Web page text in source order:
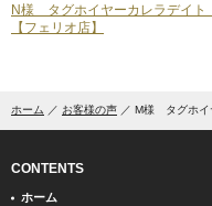
N様 タグホイヤーカレラデイト
【フェリオ店】
ホーム お客様の声 M様 タグホイ
CONTENTS
ホーム